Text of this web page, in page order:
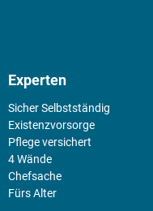
Experten
Sicher Selbstständig
Existenz­vorsorge
Pflege versichert
4 Wände
Chefsache
Fürs Alter